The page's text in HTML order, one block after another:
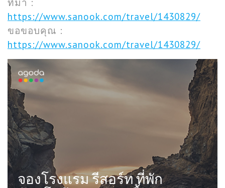
ที่มา :
https://www.sanook.com/travel/1430829/
ขอขอบคุณ :
https://www.sanook.com/travel/1430829/